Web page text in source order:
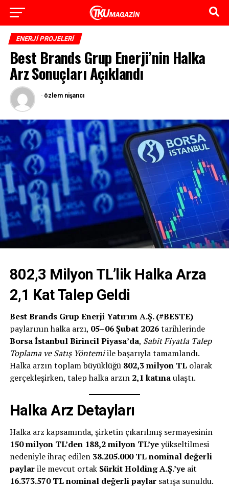
ENERJI PROJELERI
Best Brands Grup Enerji’nin Halka
Arz Sonuçları Açıklandı
- özlem nişancı
802,3 Milyon TL’lik Halka Arza
2,1 Kat Talep Geldi
Best Brands Grup Enerji Yatırım A.Ş. (#BESTE)
paylarının halka arzı, 05–06 Şubat 2026tarihlerinde
Borsa İstanbul Birincil Piyasa’da, Sabit Fiyatla Talep
Toplama ve Satış Yöntemiile başarıyla tamamlandı.
Halka arzın toplam büyüklüğü 802,3 milyon TLolarak
gerçekleşirken, talep halka arzın 2,1 katınaulaştı.
Halka Arz Detayları
Halka arz kapsamında, şirketin çıkarılmış sermayesinin
150 milyon TL’den 188,2 milyon TL’yeyükseltilmesi
nedeniyle ihraç edilen 38.205.000 TL nominal değerli
paylarile mevcut ortak Sürkit Holding A.Ş.’yeait
16.373.570 TL nominal değerli paylarsatışa sunuldu.